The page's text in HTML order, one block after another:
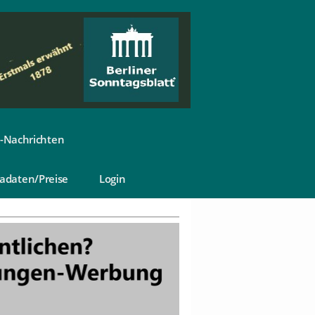
Preise Login